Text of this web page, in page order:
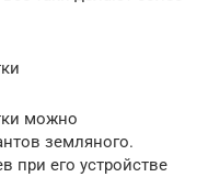
можно
земляного.
при его устройстве